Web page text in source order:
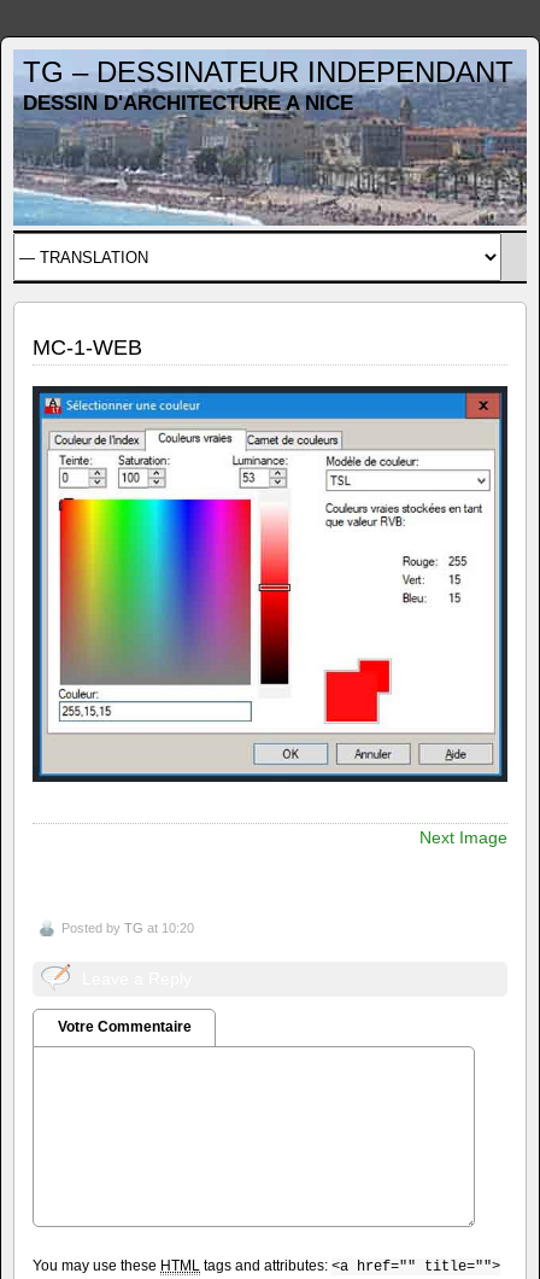
TG – DESSINATEUR INDEPENDANT
DESSIN D'ARCHITECTURE A NICE
MC-1-WEB
Next Image
Posted by TG at 10:20
Votre Commentaire
You may use these HTML tags and attributes: <a href="" title="">